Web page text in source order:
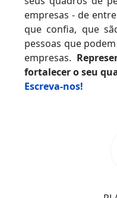
empresas - de
que confia, que
pessoas que
empresas.
fortalecer o seu
Escreva-nos!